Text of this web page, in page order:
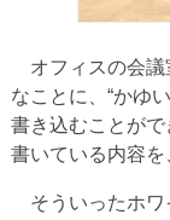
オフィスの会議
なことに、“かゆ
書き込むことが
書いている内容を
そういったホワ